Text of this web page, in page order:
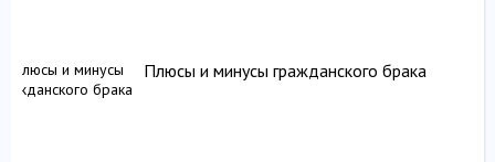
Плюсы и минусы гражданского брака